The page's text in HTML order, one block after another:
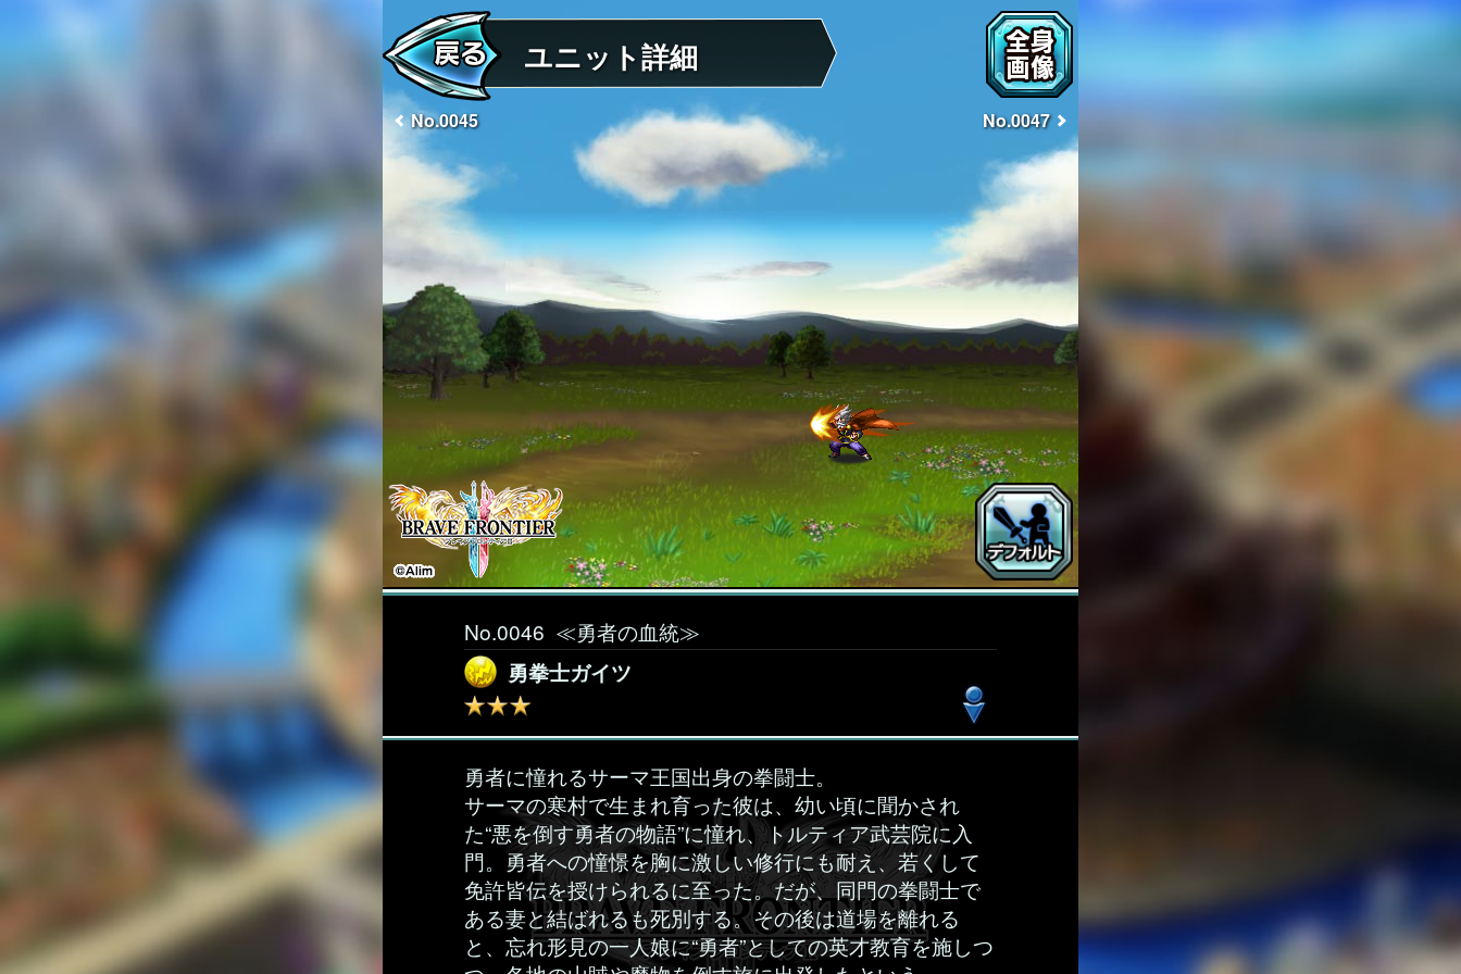
ユニット詳細
No.0045 No.0047
No.0046 ≪勇者の血統≫
勇拳士ガイツ
勇者に憧れるサーマ王国出身の拳闘士。
サーマの寒村で生まれ育った彼は、幼い頃に聞かされ
た“悪を倒す勇者の物語”に憧れ、トルティア武芸院に入
門。勇者への憧憬を胸に激しい修行にも耐え、若くして
免許皆伝を授けられるに至った。だが、同門の拳闘士で
ある妻と結ばれるも死別する。その後は道場を離れる
と、忘れ形見の一人娘に“勇者”としての英才教育を施しつ